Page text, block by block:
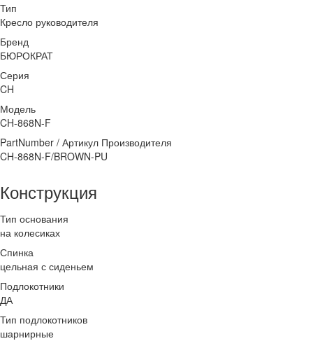
Тип
Кресло руководителя
Бренд
БЮРОКРАТ
Серия
CH
Модель
CH-868N-F
PartNumber / Артикул Производителя
CH-868N-F/BROWN-PU
Конструкция
Тип основания
на колесиках
Спинка
цельная с сиденьем
Подлокотники
ДА
Тип подлокотников
шарнирные